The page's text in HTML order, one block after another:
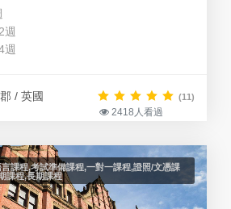
認證。同時BSC也是英國國家認
會(English UK)和語言旅遊協會(the
Travel Organizations)的積
週
週
/ 英國 (11)
2418人看過
課程,考試準備課程,一對一課程,證照/文憑課
課程,長期課程